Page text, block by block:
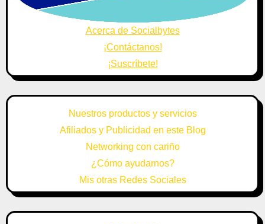
Acerca de Socialbytes
¡Contáctanos!
¡Suscríbete!
Nuestros productos y servicios
Afiliados y Publicidad en este Blog
Networking con cariño
¿Cómo ayudarnos?
Mis otras Redes Sociales